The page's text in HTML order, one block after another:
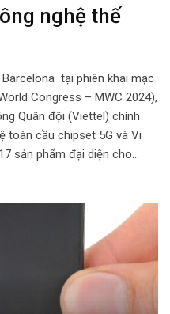
nghệ thế
tại phiên khai mạc
Congress – MWC 2024),
Quân đội (Viettel) chính
toàn cầu chipset 5G và Vi
sản phẩm đại diện cho…